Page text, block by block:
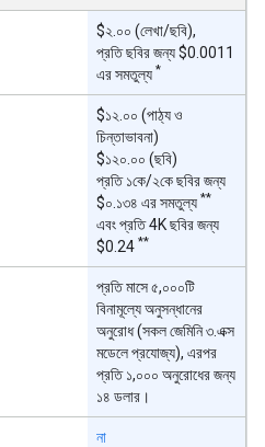
$২.০০ (লেখা/ছবি),
প্রতি ছবির জন্য $0.0011
এর সমতুল্য *
$১২.০০ (পাঠ্য ও
চিন্তাভাবনা)
$১২০.০০ (ছবি)
প্রতি ১কে/২কে ছবির জন্য
$০.১৩৪ এর সমতুল্য **
এবং প্রতি 4K ছবির জন্য
$0.24 **
প্রতি মাসে ৫,০০০টি
বিনামূল্যে অনুসন্ধানের
অনুরোধ (সকল জেমিনি ৩.এক্স
মডেলে প্রযোজ্য), এরপর
প্রতি ১,০০০ অনুরোধের জন্য
১৪ ডলার।
না